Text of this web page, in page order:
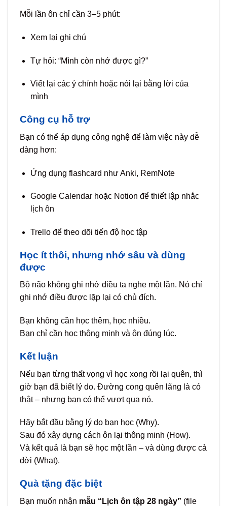
Mỗi lần ôn chỉ cần 3–5 phút:
Xem lại ghi chú
Tự hỏi: “Mình còn nhớ được gì?”
Viết lại các ý chính hoặc nói lại bằng lời của
mình
Công cụ hỗ trợ
Bạn có thể áp dụng công nghệ để làm việc này dễ
dàng hơn:
Ứng dụng flashcard như Anki, RemNote
Google Calendar hoặc Notion để thiết lập nhắc
lịch ôn
Trello để theo dõi tiến độ học tập
Học ít thôi, nhưng nhớ sâu và dùng
được
Bộ não không ghi nhớ điều ta nghe một lần. Nó chỉ
ghi nhớ điều được lặp lại có chủ đích.
Bạn không cần học thêm, học nhiều.
Bạn chỉ cần học thông minh và ôn đúng lúc.
Kết luận
Nếu bạn từng thất vọng vì học xong rồi lại quên, thì
giờ bạn đã biết lý do. Đường cong quên lãng là có
thật – nhưng bạn có thể vượt qua nó.
Hãy bắt đầu bằng lý do bạn học (Why).
Sau đó xây dựng cách ôn lại thông minh (How).
Và kết quả là bạn sẽ học một lần – và dùng được cả
đời (What).
Quà tặng đặc biệt
Bạn muốn nhận mẫu “Lịch ôn tập 28 ngày” (file